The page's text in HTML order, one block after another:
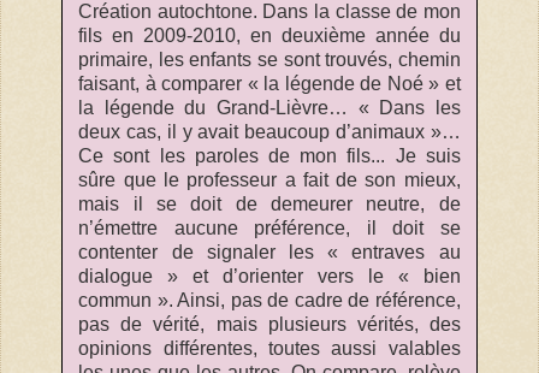
Création autochtone. Dans la classe de mon
fils en 2009-2010, en deuxième année du
primaire, les enfants se sont trouvés, chemin
faisant, à comparer « la légende de Noé » et
la légende du Grand-Lièvre… « Dans les
deux cas, il y avait beaucoup d’animaux »…
Ce sont les paroles de mon fils... Je suis
sûre que le professeur a fait de son mieux,
mais il se doit de demeurer neutre, de
n’émettre aucune préférence, il doit se
contenter de signaler les « entraves au
dialogue » et d’orienter vers le « bien
commun ». Ainsi, pas de cadre de référence,
pas de vérité, mais plusieurs vérités, des
opinions différentes, toutes aussi valables